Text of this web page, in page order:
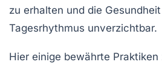
zu erhalten und die
Tagesrhythmus unverzichtbar.
Hier einige bewährte